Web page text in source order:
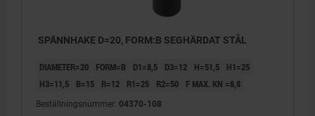
SPÄNNHAKE D=20, FORM:B SEGHÄRDAT STÅL
DIAMETER=20 FORM=B D1=8,5 D3=12 H=51,5
H1=25
H3=11,5
B=15 R=12 R1=25 R2=50 F MAX. KN =8,8
Beställningsnummer: 04370-108